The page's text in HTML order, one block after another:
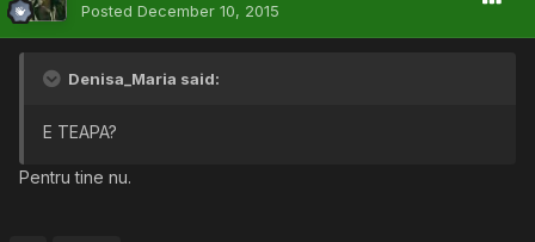
Posted December 10, 2015
Denisa_Maria said:
E TEAPA?
Pentru tine nu.